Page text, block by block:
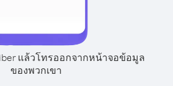
แล้วโทรออกจากหน้าจอข้อมูล
ของพวกเขา